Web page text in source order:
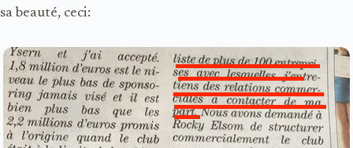
sa beauté, ceci: